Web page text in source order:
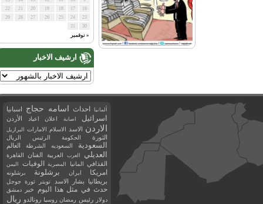
« نوفمبر
ارشيف الاخبار
ألمانيا احداث اسامه حجاج اسبانيا
اسرائيل اصابة اعلان اعياد الأردن
الاردن الاسد الاسلام الامارات البرازيل
الثورة الحكومة الرئيس الريال
السعودية السعوديه الشرطة العالم
العديلي العرب العربية الفنان القاهرة
القذافي المانيا المصرية الوفيات اليمن
امريكا ايران برشلونة برشلونه
بريطانيا بشار الاسد تويتر ثورة جوجل
حدث في مثل هذا اليوم خبر دمشق
دولار رئيس رمضان روسيا رونالدو ريال